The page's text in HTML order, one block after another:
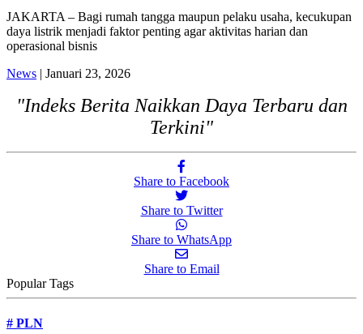
JAKARTA – Bagi rumah tangga maupun pelaku usaha, kecukupan
daya listrik menjadi faktor penting agar aktivitas harian dan
operasional bisnis
News | Januari 23, 2026
"Indeks Berita Naikkan Daya Terbaru dan
Terkini"
Share to Facebook
Share to Twitter
Share to WhatsApp
Share to Email
Popular Tags
# PLN